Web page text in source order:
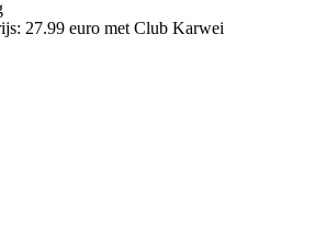
27.99 euro met Club Karwei